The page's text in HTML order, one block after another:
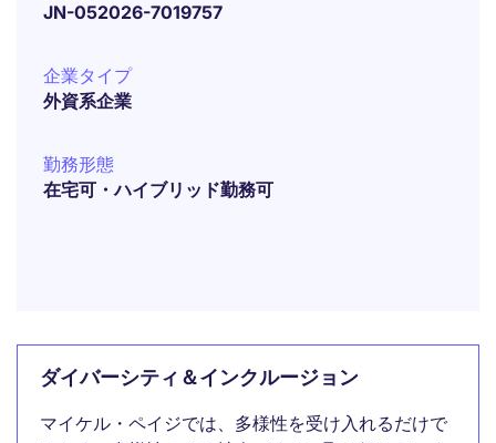
JN-052026-7019757
企業タイプ
外資系企業
勤務形態
在宅可・ハイブリッド勤務可
ダイバーシティ＆インクルージョン
マイケル・ペイジでは、多様性を受け入れるだけで